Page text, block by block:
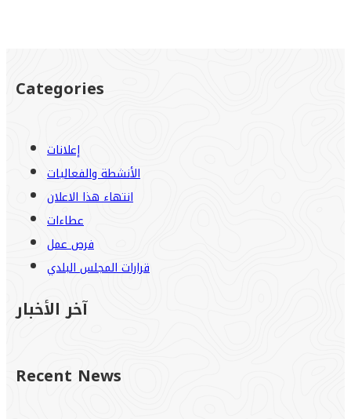
Categories
إعلانات
الأنشطة والفعاليات
انتهاء هذا الاعلان
عطاءات
فرص عمل
قرارات المجلس البلدي
آخر الأخبار
Recent News